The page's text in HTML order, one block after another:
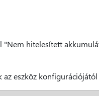
hitelesített
az eszköz